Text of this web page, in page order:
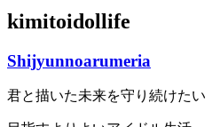
kimitoidollife
Shijyunnoarumeria
君と描いた未来を守り続けたい